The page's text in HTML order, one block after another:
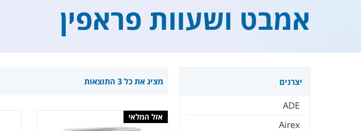
אמבט ושעוות פראפין
מציג את כל 3 התוצאות
אזל המלאי
יצרנים
ADE
Airex